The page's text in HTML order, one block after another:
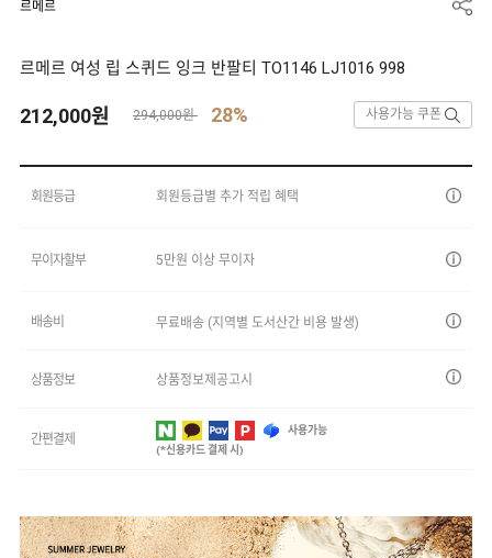
르메르
르메르 여성 립 스퀴드 잉크 반팔티 TO1146 LJ1016 998
212,000원 294,000원 28% 사용가능 쿠폰
회원등급 회원등급별 추가 적립 혜택
무이자할부 5만원 이상 무이자
배송비 무료배송 (지역별 도서산간 비용 발생)
상품정보 상품정보제공고시
간편결제
사용가능
(*신용카드 결제 시)